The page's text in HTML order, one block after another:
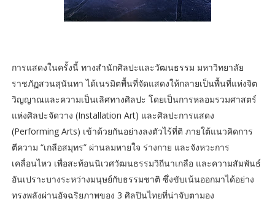
การแสดงในครั้งนี้ ทางสำนักศิลปะและวัฒนธรรม มหาวิทยาลัย
ราชภัฏสวนสุนันทา ได้เนรมิตพื้นที่จัดแสดงให้กลายเป็นพื้นที่แห่งจิต
วิญญาณและความเป็นเลิศทางศิลปะ โดยเป็นการหลอมรวมศาสตร์
แห่งศิลปะจัดวาง (Installation Art) และศิลปะการแสดง
(Performing Arts) เข้าด้วยกันอย่างลงตัวไร้ที่ติ ภายใต้แนวคิดการ
ตีความ “เกลือสมุทร” ผ่านลมหายใจ ร่างกาย และจังหวะการ
เคลื่อนไหว เพื่อสะท้อนนิเวศวัฒนธรรมวิถีนาเกลือ และความสัมพันธ์
อันเปราะบางระหว่างมนุษย์กับธรรมชาติ ซึ่งขับเน้นออกมาได้อย่าง
ทรงพลังผ่านอัจฉริยภาพของ 3 ศิลปินไทยที่น่าจับตามอง